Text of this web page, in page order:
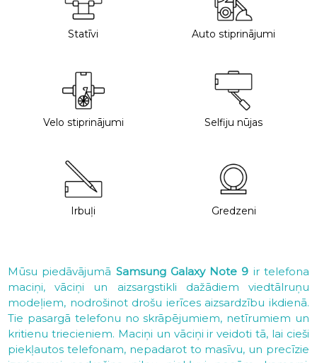
Statīvi Auto stiprinājumi
Velo stiprinājumi Selfiju nūjas
Irbuļi Gredzeni
Mūsu piedāvājumā Samsung Galaxy Note 9 ir telefona
maciņi, vāciņi un aizsargstikli dažādiem viedtālruņu
modeļiem, nodrošinot drošu ierīces aizsardzību ikdienā.
Tie pasargā telefonu no skrāpējumiem, netīrumiem un
kritienu triecieniem. Maciņi un vāciņi ir veidoti tā, lai cieši
piekļautos telefonam, nepadarot to masīvu, un precīzie